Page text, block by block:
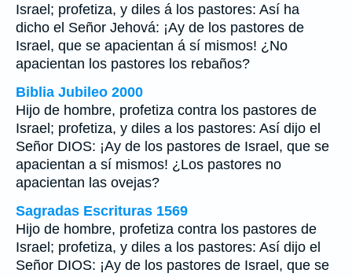
Israel; profetiza, y diles á los pastores: Así ha
dicho el Señor Jehová: ¡Ay de los pastores de
Israel, que se apacientan á sí mismos! ¿No
apacientan los pastores los rebaños?
Biblia Jubileo 2000
Hijo de hombre, profetiza contra los pastores de
Israel; profetiza, y diles a los pastores: Así dijo el
Señor DIOS: ¡Ay de los pastores de Israel, que se
apacientan a sí mismos! ¿Los pastores no
apacientan las ovejas?
Sagradas Escrituras 1569
Hijo de hombre, profetiza contra los pastores de
Israel; profetiza, y diles a los pastores: Así dijo el
Señor DIOS: ¡Ay de los pastores de Israel, que se